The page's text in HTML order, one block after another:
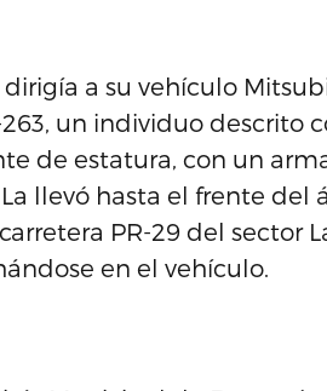
a su vehículo
un individuo descrito
de estatura, con un
llevó hasta el frente del
PR-29 del sector
en el vehículo.